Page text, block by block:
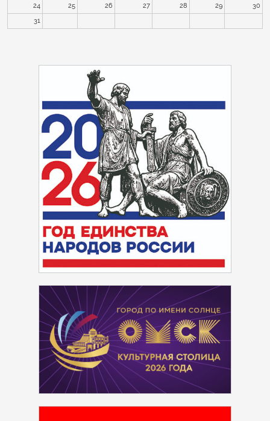
24 25 26 27 28 29
30
31